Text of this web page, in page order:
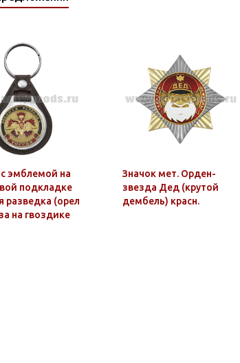
эмблемой на
подкладке
разведка (орел
на гвоздике
Значок мет. Орден-
звезда Дед (крутой
дембель) красн.